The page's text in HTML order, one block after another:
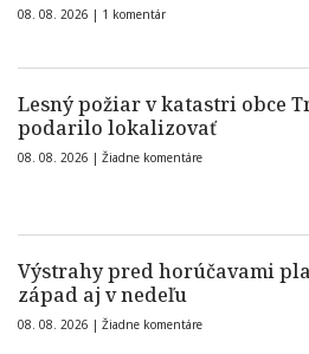
08. 08. 2026 | 1 komentár
Lesný požiar v katastri obce
podarilo lokalizovať
08. 08. 2026 | Žiadne komentáre
Výstrahy pred horúčavami
západ aj v nedeľu
08. 08. 2026 | Žiadne komentáre